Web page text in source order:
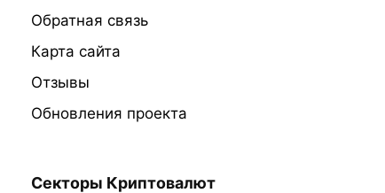
Обратная связь
Карта сайта
Отзывы
Обновления проекта
Секторы Криптовалют